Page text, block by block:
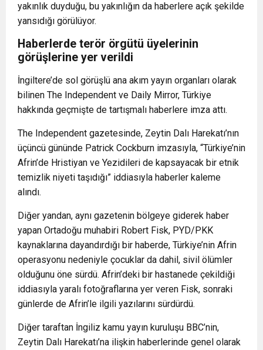
yakınlık duyduğu, bu yakınlığın da haberlere açık şekilde
yansıdığı görülüyor.
Haberlerde terör örgütü üyelerinin
görüşlerine yer verildi
İngiltere’de sol görüşlü ana akım yayın organları olarak
bilinen The Independent ve Daily Mirror, Türkiye
hakkında geçmişte de tartışmalı haberlere imza attı.
The Independent gazetesinde, Zeytin Dalı Harekatı’nın
üçüncü gününde Patrick Cockburn imzasıyla, “Türkiye’nin
Afrin’de Hristiyan ve Yezidileri de kapsayacak bir etnik
temizlik niyeti taşıdığı” iddiasıyla haberler kaleme
alındı.
Diğer yandan, aynı gazetenin bölgeye giderek haber
yapan Ortadoğu muhabiri Robert Fisk, PYD/PKK
kaynaklarına dayandırdığı bir haberde, Türkiye’nin Afrin
operasyonu nedeniyle çocuklar da dahil, sivil ölümler
olduğunu öne sürdü. Afrin’deki bir hastanede çekildiği
iddiasıyla yaralı fotoğraflarına yer veren Fisk, sonraki
günlerde de Afrin’le ilgili yazılarını sürdürdü.
Diğer taraftan İngiliz kamu yayın kuruluşu BBC’nin,
Zeytin Dalı Harekatı’na ilişkin haberlerinde genel olarak